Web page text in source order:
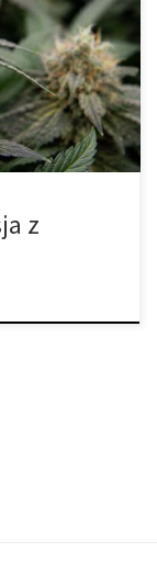
marihuany
stworzona
duży plon i
[…]
z